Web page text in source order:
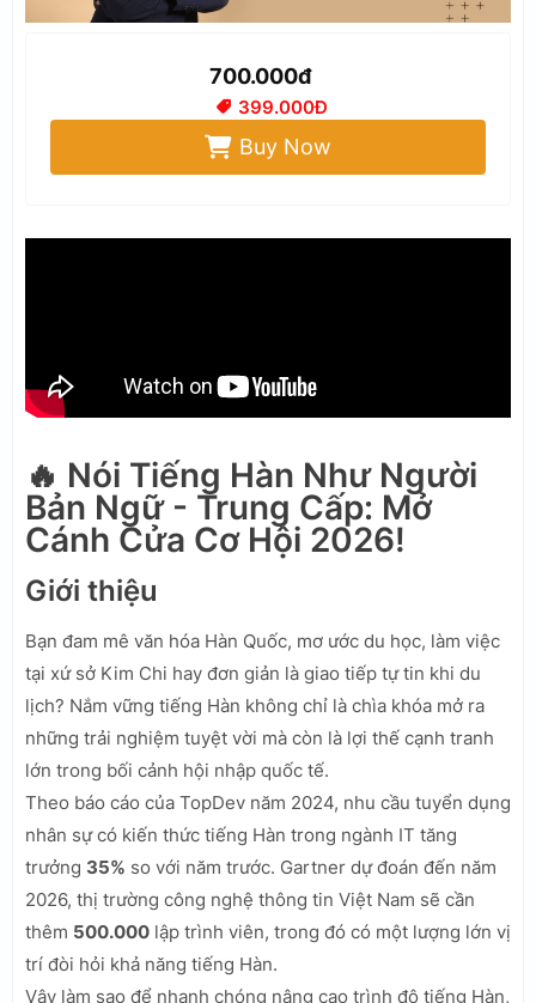
700.000đ
399.000Đ
Buy Now
🔥 Nói Tiếng Hàn Như Người
Bản Ngữ - Trung Cấp: Mở
Cánh Cửa Cơ Hội 2026!
Giới thiệu
Bạn đam mê văn hóa Hàn Quốc, mơ ước du học, làm việc
tại xứ sở Kim Chi hay đơn giản là giao tiếp tự tin khi du
lịch? Nắm vững tiếng Hàn không chỉ là chìa khóa mở ra
những trải nghiệm tuyệt vời mà còn là lợi thế cạnh tranh
lớn trong bối cảnh hội nhập quốc tế.
Theo báo cáo của TopDev năm 2024, nhu cầu tuyển dụng
nhân sự có kiến thức tiếng Hàn trong ngành IT tăng
trưởng 35% so với năm trước. Gartner dự đoán đến năm
2026, thị trường công nghệ thông tin Việt Nam sẽ cần
thêm 500.000 lập trình viên, trong đó có một lượng lớn vị
trí đòi hỏi khả năng tiếng Hàn.
Vậy làm sao để nhanh chóng nâng cao trình độ tiếng Hàn,